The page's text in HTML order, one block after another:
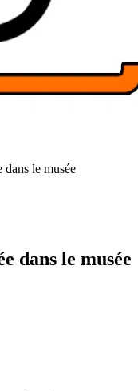
le musée
dans le musée